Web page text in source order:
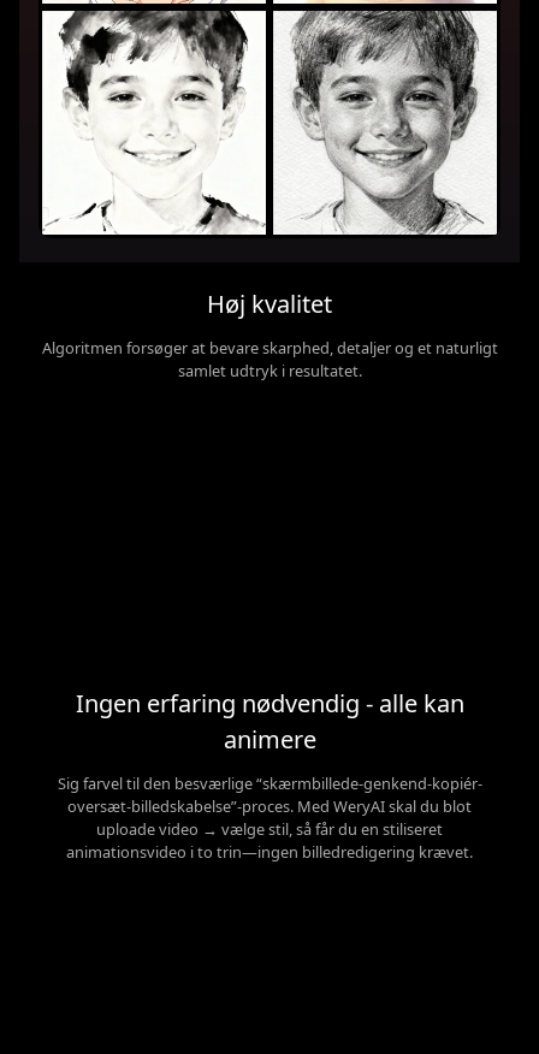
Høj kvalitet
Algoritmen forsøger at bevare skarphed, detaljer og et naturligt
samlet udtryk i resultatet.
Ingen erfaring nødvendig - alle kan
animere
Sig farvel til den besværlige “skærmbillede-genkend-kopiér-
oversæt-billedskabelse”-proces. Med WeryAI skal du blot
uploade video → vælge stil, så får du en stiliseret
animationsvideo i to trin—ingen billedredigering krævet.